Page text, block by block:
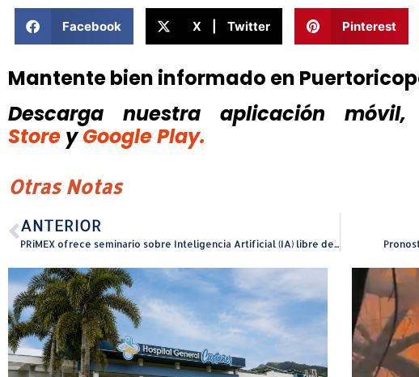
Facebook X | Twitter Pinterest
Mantente bien informado en
Descarga nuestra aplicación móvil,
Store y Google Play.
Otras Notas
ANTERIOR
PRiMEX ofrece seminario sobre Inteligencia Artificial (IA) libre de costo